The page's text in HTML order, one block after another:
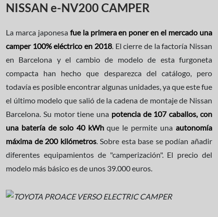
NISSAN e-NV200 CAMPER
La marca japonesa fue la primera en poner en el mercado una
camper 100% eléctrico en 2018. El cierre de la factoría Nissan
en Barcelona y el cambio de modelo de esta furgoneta
compacta han hecho que desparezca del catálogo, pero
todavía es posible encontrar algunas unidades, ya que este fue
el último modelo que salió de la cadena de montaje de Nissan
Barcelona. Su motor tiene una potencia de 107 caballos, con
una batería de solo 40 kWhque le permite una autonomía
máxima de 200 kilómetros. Sobre esta base se podían añadir
diferentes equipamientos de "camperización". El precio del
modelo más básico es de unos 39.000 euros.